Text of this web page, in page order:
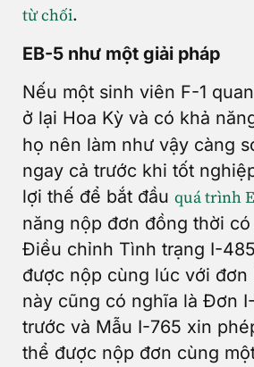
từ chối.
EB-5 như một giải pháp
Nếu một sinh viên F-1
ở lại Hoa Kỳ và có khả
họ nên làm như vậy càng
ngay cả trước khi tốt
lợi thế để bắt đầu quá trình
năng nộp đơn đồng thời
Điều chỉnh Tình trạng I-
được nộp cùng lúc với
này cũng có nghĩa là Đơn
trước và Mẫu I-765 xin
thể được nộp đơn cùng